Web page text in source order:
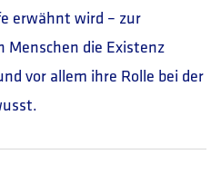
erwähnt wird – zur
Menschen die Existenz
vor allem ihre Rolle bei der